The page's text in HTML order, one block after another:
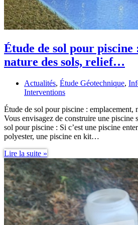
Étude de sol pour piscine
nature des sols, relief…
Actualités, Étude Géotechnique,
Interventions
Étude de sol pour piscine :
Vous envisagez de construire une piscine
sol pour piscine : Si c’est une piscine
polyester, une piscine en kit…
Lire la suite »
de
sol
pour
piscine
:
emplacement,
nature